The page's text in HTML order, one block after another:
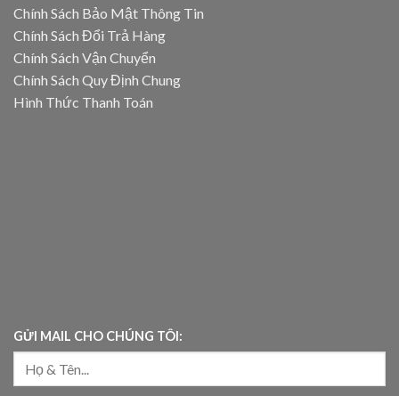
Chính Sách Bảo Mật Thông Tin
Chính Sách Đổi Trả Hàng
Chính Sách Vận Chuyển
Chính Sách Quy Định Chung
Hình Thức Thanh Toán
GỬI MAIL CHO CHÚNG TÔI: